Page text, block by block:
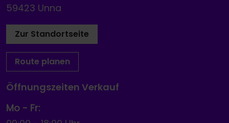
59423 Unna
Zur Standortseite
Route planen
Öffnungszeiten Verkauf
Mo - Fr: